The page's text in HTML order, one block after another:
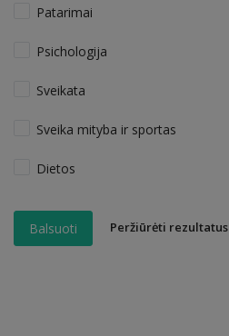
Patarimai
Psichologija
Sveikata
Sveika mityba ir sportas
Dietos
Balsuoti Peržiūrėti rezultatus